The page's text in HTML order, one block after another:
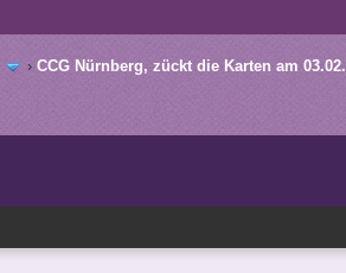
› CCG Nürnberg, zückt die Karten am 03.02.